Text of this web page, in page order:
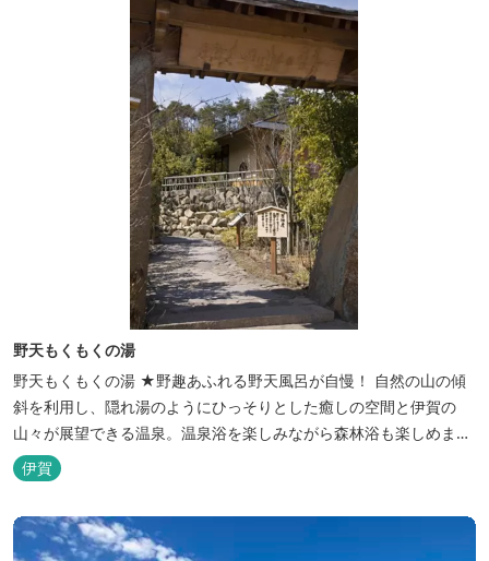
野天もくもくの湯
野天もくもくの湯 ★野趣あふれる野天風呂が自慢！ 自然の山の傾
斜を利用し、隠れ湯のようにひっそりとした癒しの空間と伊賀の
山々が展望できる温泉。温泉浴を楽しみながら森林浴も楽しめま
す。一枚岩をくり貫いてつくった湯船もあり、風情ある空間が魅力
です。 ★源泉100％の野天風呂 源泉100％の野天風呂が2つあり、
38度のぬるめの湯と42度の熱めの湯があります。ぬるめの湯はじっ
くりとゆ...
伊賀